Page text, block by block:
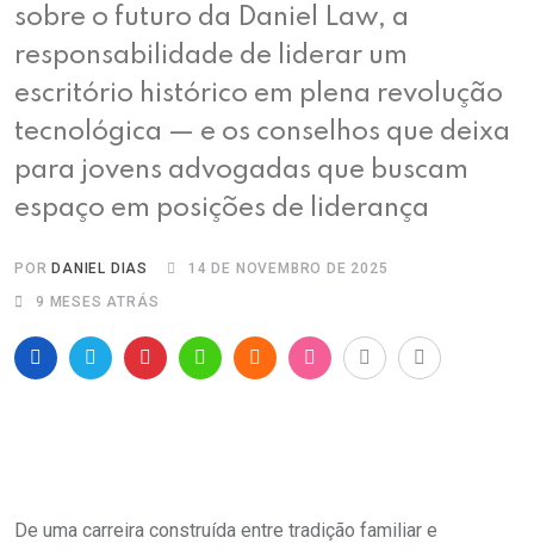
sobre o futuro da Daniel Law, a
responsabilidade de liderar um
escritório histórico em plena revolução
tecnológica — e os conselhos que deixa
para jovens advogadas que buscam
espaço em posições de liderança
POR DANIEL DIAS
14 DE NOVEMBRO DE 2025
9 MESES ATRÁS
De uma carreira construída entre tradição familiar e